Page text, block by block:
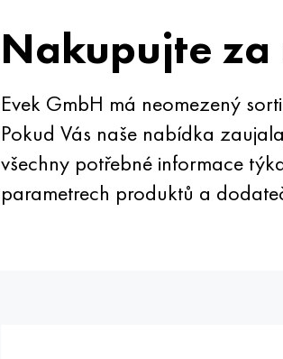
Nakupujte za
Evek GmbH má neomezený
Pokud Vás naše nabídka
všechny potřebné informace
parametrech produktů a